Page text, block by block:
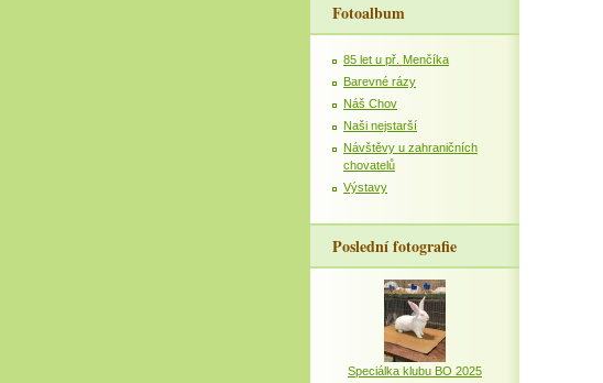
Fotoalbum
85 let u př. Menčíka
Barevné rázy
Náš Chov
Naši nejstarší
Návštěvy u zahraničních
chovatelů
Výstavy
Poslední fotografie
Speciálka klubu BO 2025